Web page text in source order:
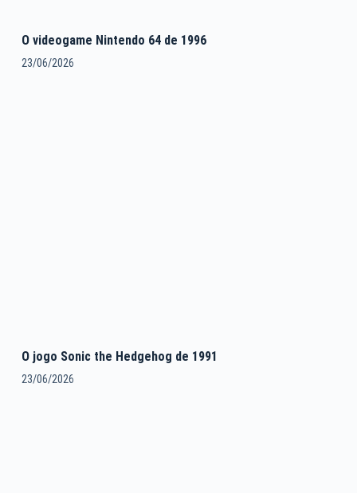
O videogame Nintendo 64 de 1996
23/06/2026
O jogo Sonic the Hedgehog de 1991
23/06/2026